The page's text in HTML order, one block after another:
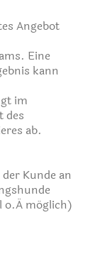
Angebot
Eine
kann
im
des
ab.
Kunde an
o.Ä möglich)